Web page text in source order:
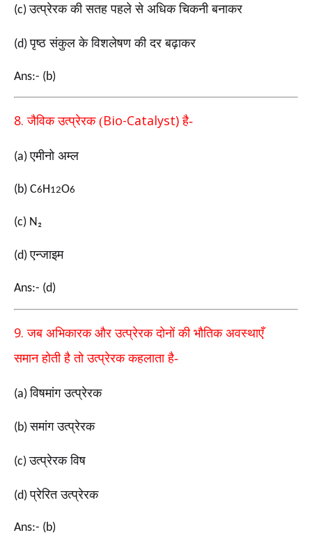
(c)उत्प्रेरक की सतह पहले से अधिक चिकनी बनाकर
(d)पृष्ठ संकुल के विशलेषण की दर बढ़ाकर
Ans:- (b)
8.जैविक उत्प्रेरक (Bio-Catalyst)है-
(a)एमीनो अम्ल
(b) C6H12O6
(c) N₂
(d)एन्जाइम
Ans:- (d)
9.जब अभिकारक और उत्प्रेरक दोनों की भौतिक अवस्थाएँ
समान होती है तो उत्प्रेरक कहलाता है-
(a)विषमांग उत्प्रेरक
(b)समांग उत्प्रेरक
(c)उत्प्रेरक विष
(d)प्रेरित उत्प्रेरक
Ans:- (b)